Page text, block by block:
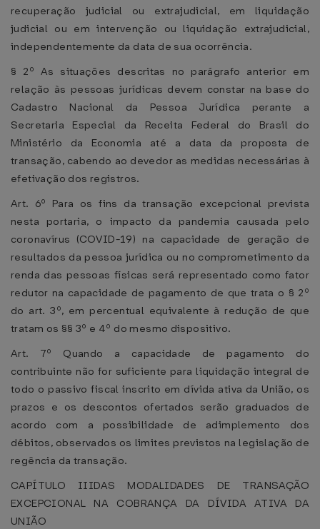
recuperação judicial ou extrajudicial, em liquidação
judicial ou em intervenção ou liquidação extrajudicial,
independentemente da data de sua ocorrência.
§ 2º As situações descritas no parágrafo anterior em
relação às pessoas jurídicas devem constar na base do
Cadastro Nacional da Pessoa Jurídica perante a
Secretaria Especial da Receita Federal do Brasil do
Ministério da Economia até a data da proposta de
transação, cabendo ao devedor as medidas necessárias à
efetivação dos registros.
Art. 6º Para os fins da transação excepcional prevista
nesta portaria, o impacto da pandemia causada pelo
coronavírus (COVID-19) na capacidade de geração de
resultados da pessoa jurídica ou no comprometimento da
renda das pessoas físicas será representado como fator
redutor na capacidade de pagamento de que trata o § 2º
do art. 3º, em percentual equivalente à redução de que
tratam os §§ 3º e 4º do mesmo dispositivo.
Art. 7º Quando a capacidade de pagamento do
contribuinte não for suficiente para liquidação integral de
todo o passivo fiscal inscrito em dívida ativa da União, os
prazos e os descontos ofertados serão graduados de
acordo com a possibilidade de adimplemento dos
débitos, observados os limites previstos na legislação de
regência da transação.
CAPÍTULO IIIDAS MODALIDADES DE TRANSAÇÃO
EXCEPCIONAL NA COBRANÇA DA DÍVIDA ATIVA DA
UNIÃO